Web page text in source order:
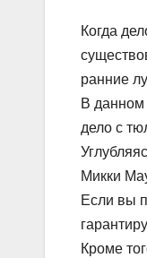
Когда
ранние
В
дело с
Микки
Если вы
Кроме